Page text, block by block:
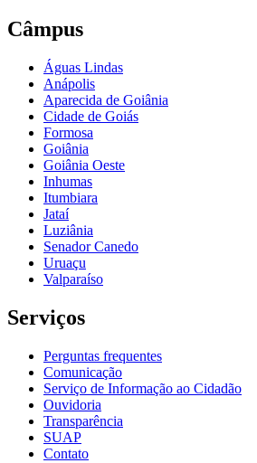
Câmpus
Águas Lindas
Anápolis
Aparecida de Goiânia
Cidade de Goiás
Formosa
Goiânia
Goiânia Oeste
Inhumas
Itumbiara
Jataí
Luziânia
Senador Canedo
Uruaçu
Valparaíso
Serviços
Perguntas frequentes
Comunicação
Serviço de Informação ao Cidadão
Ouvidoria
Transparência
SUAP
Contato